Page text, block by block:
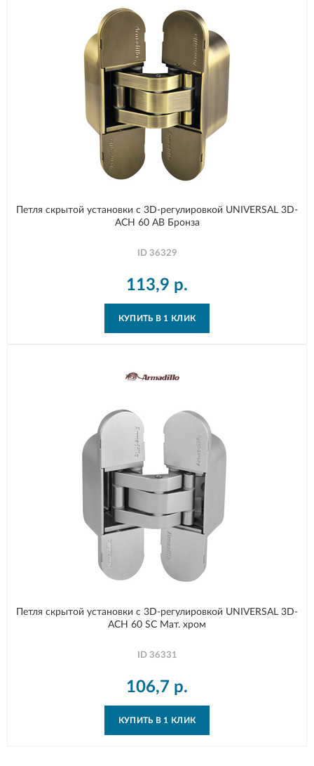
Петля скрытой установки с 3D-регулировкой UNIVERSAL 3D-
ACH 60 AB Бронза
ID 36329
113,9 р.
КУПИТЬ В 1 КЛИК
Петля скрытой установки с 3D-регулировкой UNIVERSAL 3D-
ACH 60 SC Мат. хром
ID 36331
106,7 р.
КУПИТЬ В 1 КЛИК